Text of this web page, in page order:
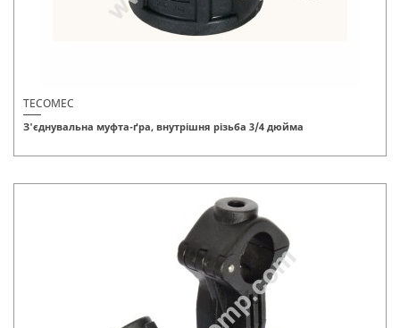
TECOMEC
З'єднувальна муфта-ґра, внутрішня різьба 3/4 дюйма